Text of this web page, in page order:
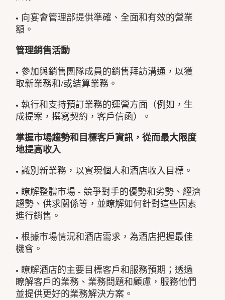
• 向宴會管理部提供準確、全面和有效的營業
額。
管理銷售活動
• 參加與銷售團隊成員的銷售拜訪溝通，以獲
取新業務和/或結算業務。
• 執行和支持預訂業務的運營方面（例如，生
成提案，撰寫契約，客戶信函）。
掌握市場趨勢和目標客戶資訊，從而最大限度
地提高收入
• 識別新業務，以實現個人和酒店收入目標。
• 瞭解整體市場 - 競爭對手的優勢和劣勢、經濟
趨勢、供求關係等，並瞭解如何針對這些因素
進行銷售。
• 根據市場情況和酒店需求，為酒店把握最佳
機會。
• 瞭解酒店的主要目標客戶和服務預期；透過
瞭解客戶的業務、業務問題和顧慮，服務他們
並提供更好的業務解決方案。